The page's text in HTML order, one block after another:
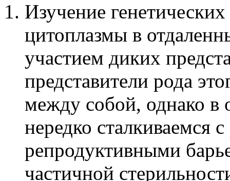
Изучение
цитоплазмы в
участием диких
представители рода
между собой, однако в
нередко сталкиваемся
репродуктивными
частичной